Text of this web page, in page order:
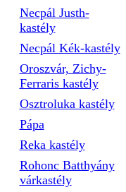
Necpál Justh-
kastély
Necpál Kék-kastély
Oroszvár, Zichy-
Ferraris kastély
Osztroluka kastély
Pápa
Reka kastély
Rohonc Batthyány
várkastély